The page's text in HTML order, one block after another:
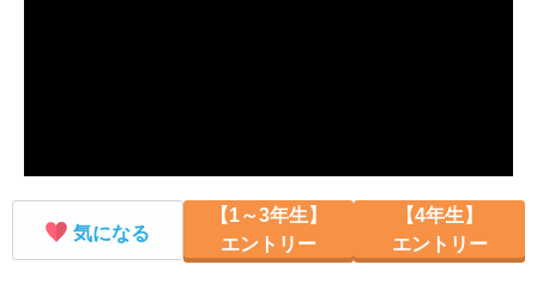
気になる
【1～3年生】
エントリー
【4年生】
エントリー